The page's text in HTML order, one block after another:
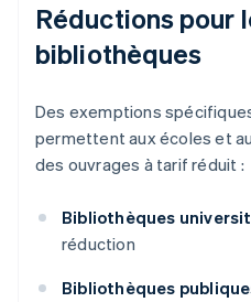
Réductions pour
bibliothèques
Des exemptions
permettent aux écoles et
des ouvrages à tarif réduit :
Bibliothèques
réduction
Bibliothèques